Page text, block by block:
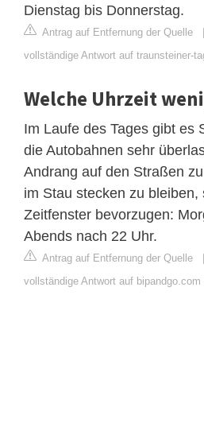
Dienstag bis Donnerstag.
Antrag auf Entfernung der Quelle
vollständige Antwort auf traunsteiner-
Welche Uhrzeit
Im Laufe des Tages gibt es
die Autobahnen sehr
Andrang auf den Straßen
im Stau stecken zu
Zeitfenster bevorzugen:
Abends nach 22 Uhr.
Antrag auf Entfernung der Quelle
vollständige Antwort auf bipandgo.com